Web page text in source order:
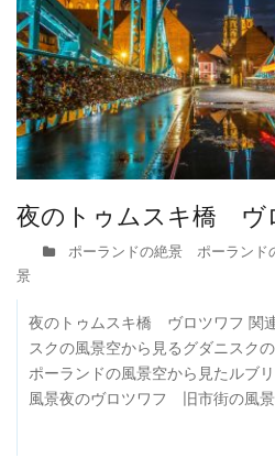
夜のトゥムスキ橋
ポーランドの絶景 ポーラン
景
夜のトゥムスキ橋 ヴロツワフ 関
スクの風景空から見るグダニスク
ポーランドの風景空から見たルブ
風景夜のヴロツワフ 旧市街の風